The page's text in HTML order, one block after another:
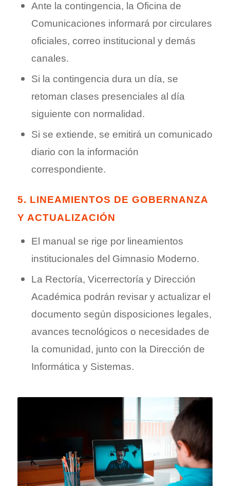
Ante la contingencia, la Oficina de
Comunicaciones informará por circulares
oficiales, correo institucional y demás
canales.
Si la contingencia dura un día, se
retoman clases presenciales al día
siguiente con normalidad.
Si se extiende, se emitirá un comunicado
diario con la información
correspondiente.
5. LINEAMIENTOS DE GOBERNANZA
Y ACTUALIZACIÓN
El manual se rige por lineamientos
institucionales del Gimnasio Moderno.
La Rectoría, Vicerrectoría y Dirección
Académica podrán revisar y actualizar el
documento según disposiciones legales,
avances tecnológicos o necesidades de
la comunidad, junto con la Dirección de
Informática y Sistemas.